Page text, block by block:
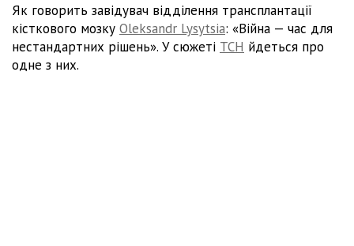
Як говорить завідувач відділення трансплантації
кісткового мозку Oleksandr Lysytsia: «Війна — час для
нестандартних рішень». У сюжеті ТСН йдеться про
одне з них.